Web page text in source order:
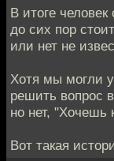
В итоге
до сих пор
или нет не
Хотя мы могли
решить вопрос
но нет, "Хочешь
Вот такая